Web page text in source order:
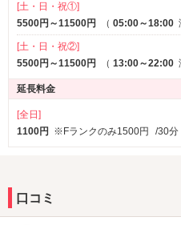
[土・日・祝①]
5500円～11500円
（ 05:00～18:00
[土・日・祝②]
5500円～11500円
（ 13:00～22:00
延長料金
[全日]
1100円
※Fランクのみ1500円 /30分
口コミ